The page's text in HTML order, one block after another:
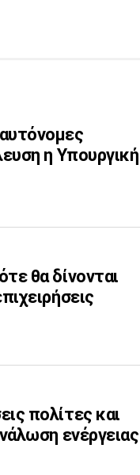
η Υπουργική
θα δίνονται
πολίτες και
ενέργειας